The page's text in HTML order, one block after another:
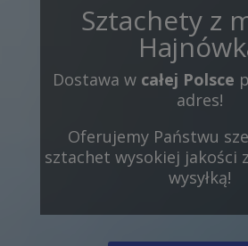
Sztachety z
Dostawa w całej Polsce
adres!
Oferujemy Państwu
sztachet wysokiej jakości
wysyłką!